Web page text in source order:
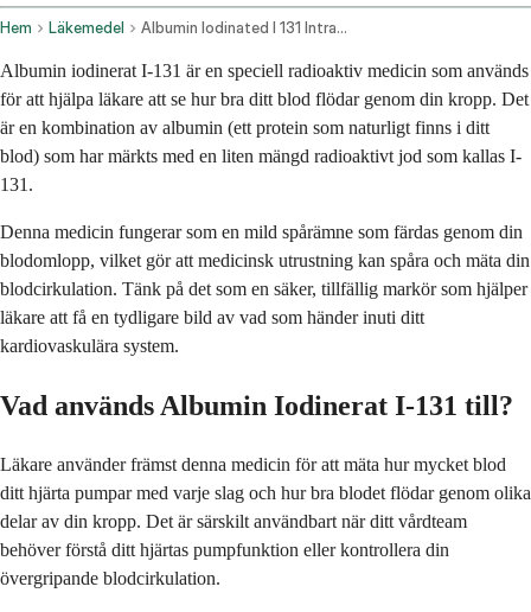
Hem Läkemedel Albumin Iodinated I 131 Intravenous Route
Albumin iodinerat I-131 är en speciell radioaktiv medicin som används
för att hjälpa läkare att se hur bra ditt blod flödar genom din kropp. Det
är en kombination av albumin (ett protein som naturligt finns i ditt
blod) som har märkts med en liten mängd radioaktivt jod som kallas I-
131.
Denna medicin fungerar som en mild spårämne som färdas genom din
blodomlopp, vilket gör att medicinsk utrustning kan spåra och mäta din
blodcirkulation. Tänk på det som en säker, tillfällig markör som hjälper
läkare att få en tydligare bild av vad som händer inuti ditt
kardiovaskulära system.
Vad används Albumin Iodinerat I-131 till?
Läkare använder främst denna medicin för att mäta hur mycket blod
ditt hjärta pumpar med varje slag och hur bra blodet flödar genom olika
delar av din kropp. Det är särskilt användbart när ditt vårdteam
behöver förstå ditt hjärtas pumpfunktion eller kontrollera din
övergripande blodcirkulation.